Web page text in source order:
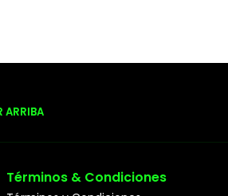
ARRIBA
Términos & Condiciones